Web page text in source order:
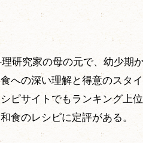
研究家の母の元で、幼少期
への深い理解と得意のスタ
シピサイトでもランキング上
食のレシピに定評がある。